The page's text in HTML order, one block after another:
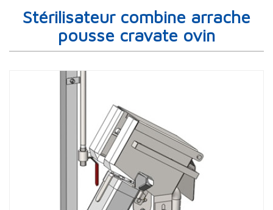
Stérilisateur combine arrache
pousse cravate ovin